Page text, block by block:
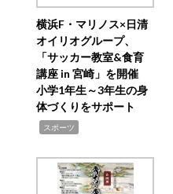
横浜F・マリノス×日清
オイリオグループ、
「サッカー教室&食育
講座 in 宮崎」を開催
小学1年生～3年生の身
体づくりをサポート
スポーツ